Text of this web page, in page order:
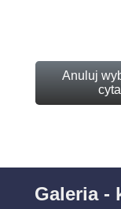
Anuluj
Galeria -